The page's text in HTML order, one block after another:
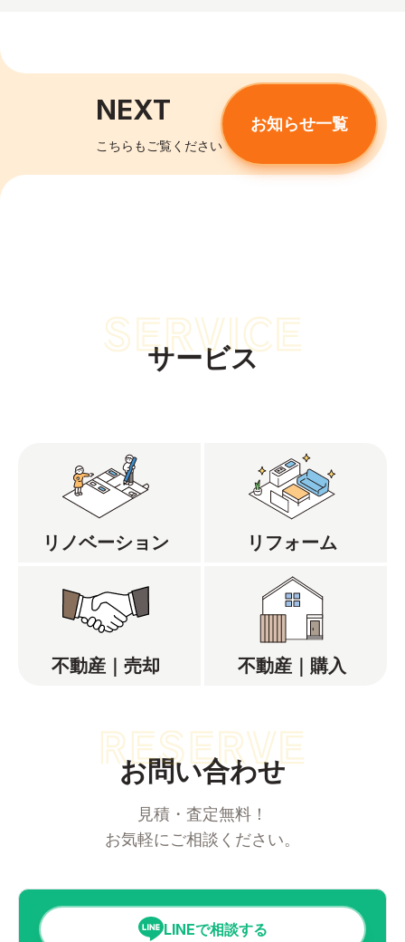
NEXT
こちらもご覧ください
お知らせ一覧
サービス
リノベーション リフォーム
不動産｜売却 不動産｜購入
お問い合わせ
見積・査定無料！
お気軽にご相談ください。
LINEで相談する